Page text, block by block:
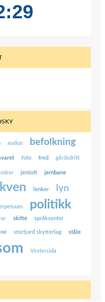
audun
befolkning
foto fred gårdsdrift
jentoft jernbane
kven lenker
lyn
politikk
skifte språksenter
storfjord skytterlag ståle
Vestersida